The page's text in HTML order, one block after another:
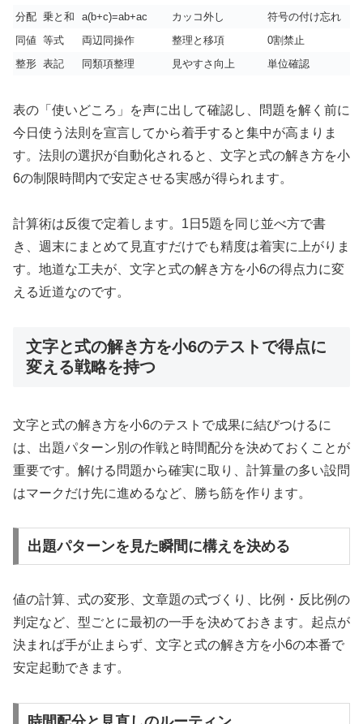
分配 乗と和 a(b+c)=ab+ac カッコ外し
符号の付け忘れ
同値 等式 両辺同操作 整理と移項
0割禁止
整形 表記 同類項整理 見やすさ向上 単位確認
表の「使いどころ」を声に出して確認し、問題を解く前に
今日使う法則を宣言してから着手すると集中が高まりま
す。法則の選択が自動化されると、文字と式の解き方を小
6の制限時間内で安定させる実感が得られます。
計算術は反復で定着します。1日5題を同じ並べ方で書
き、週末にまとめて見直すだけでも精度は着実に上がりま
す。地道な工夫が、文字と式の解き方を小6の得点力に変
える近道なのです。
文字と式の解き方を小6のテストで得点に
変える戦略を持つ
文字と式の解き方を小6のテストで成果に結びつけるに
は、出題パターン別の作戦と時間配分を決めておくことが
重要です。解ける問題から確実に取り、計算量の多い設問
はマークだけ先に進めるなど、勝ち筋を作ります。
出題パターンを見た瞬間に構えを決める
値の計算、式の変形、文章題の式づくり、比例・反比例の
判定など、型ごとに最初の一手を決めておきます。起点が
決まれば手が止まらず、文字と式の解き方を小6の本番で
安定起動できます。